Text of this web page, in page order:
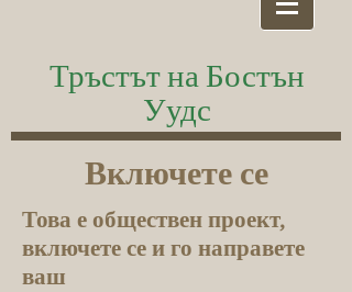
Тръстът на Бостън
Уудс
Включете се
Това е обществен проект,
включете се и го направете
ваш